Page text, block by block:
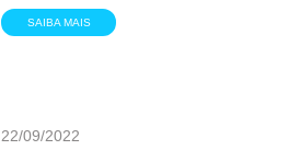
SAIBA MAIS
22/09/2022